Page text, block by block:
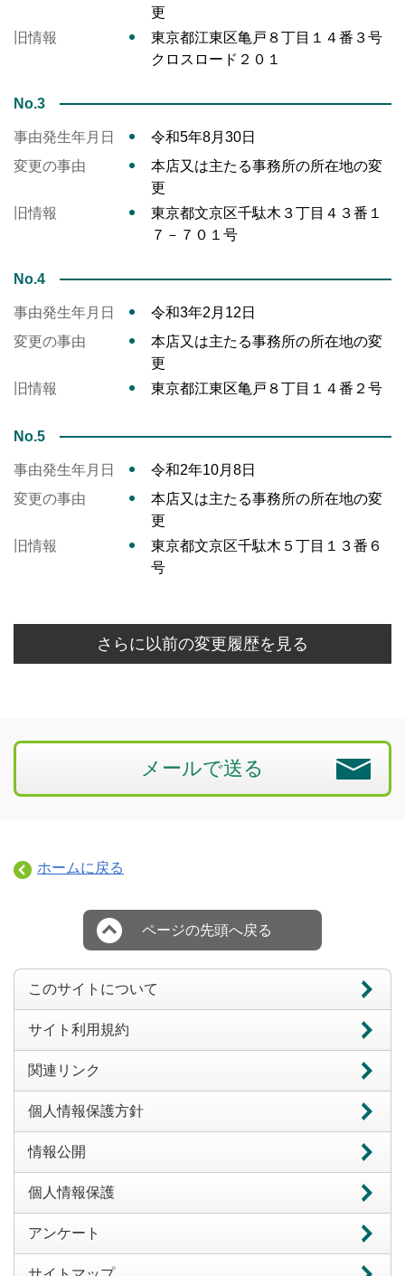
更
旧情報
東京都江東区亀戸８丁目１４番３号
クロスロード２０１
No.3
事由発生年月日
令和5年8月30日
変更の事由
本店又は主たる事務所の所在地の変
更
旧情報
東京都文京区千駄木３丁目４３番１
７－７０１号
No.4
事由発生年月日
令和3年2月12日
変更の事由
本店又は主たる事務所の所在地の変
更
旧情報
東京都江東区亀戸８丁目１４番２号
No.5
事由発生年月日
令和2年10月8日
変更の事由
本店又は主たる事務所の所在地の変
更
旧情報
東京都文京区千駄木５丁目１３番６
号
さらに以前の変更履歴を見る
メールで送る
ホームに戻る
ページの先頭へ戻る
このサイトについて
サイト利用規約
関連リンク
個人情報保護方針
情報公開
個人情報保護
アンケート